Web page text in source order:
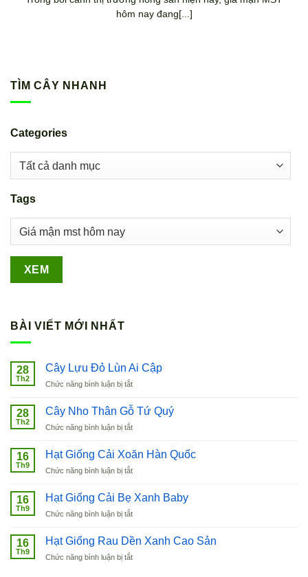
hôm nay đang[...]
TÌM CÂY NHANH
Categories
Tags
BÀI VIẾT MỚI NHẤT
28
Th2
Cây Lựu Đỏ Lùn Ai Cập
Chức năng bình luận bị tắtở
Lựu
Lùn
Cập
28
Th2
Cây Nho Thân Gỗ Tứ Quý
Chức năng bình luận bị tắtở
Nho
Gỗ
Quý
16
Th9
Hạt Giống Cải Xoăn Hàn Quốc
Chức năng bình luận bị tắtở
Giống
Xoăn
Quốc
16
Th9
Hạt Giống Cải Bẹ Xanh Baby
Chức năng bình luận bị tắtở
Giống
Bẹ
16
Th9
Hạt Giống Rau Dền Xanh Cao Sản
Chức năng bình luận bị tắtở